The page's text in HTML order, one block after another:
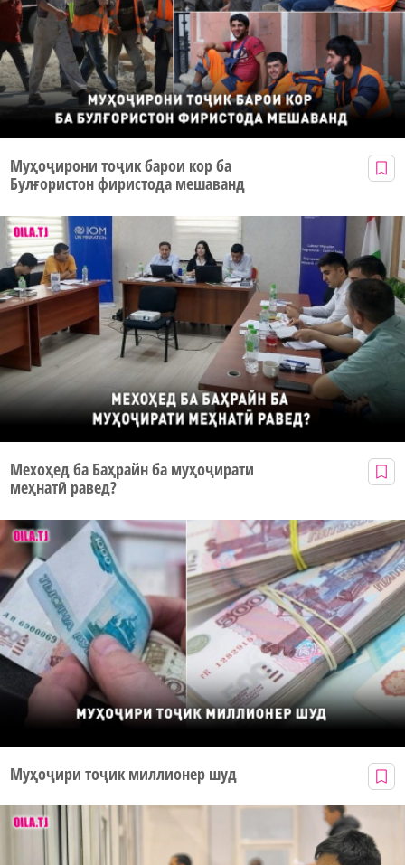
Муҳоҷирони тоҷик барои кор ба
Булғористон фиристода мешаванд
Мехоҳед ба Баҳрайн ба муҳоҷирати
меҳнатӣ равед?
Муҳоҷири тоҷик миллионер шуд